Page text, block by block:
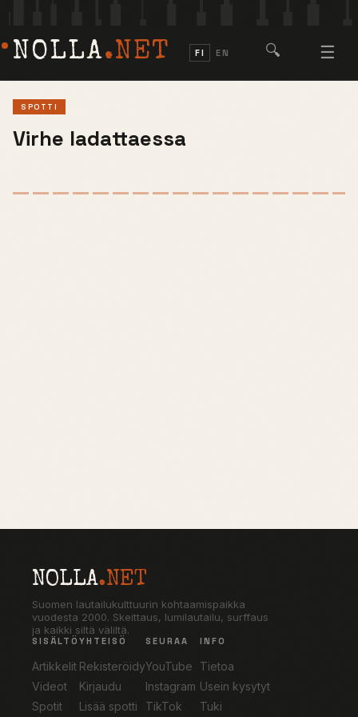
NOLLA.NET FI EN 🔍 ☰
SPOTTI
Virhe ladattaessa
NOLLA.NET
Suomen lautailukulttuurin kohtaamispaikka
vuodesta 2000. Skeittaus, lumilautailu, surffaus
ja kaikki siltä väliltä.
SISÄLTÖ
Artikkelit
Videot
Spotit
YHTEISÖ
Rekisteröidy
Kirjaudu
Lisää spotti
SEURAA
YouTube
Instagram
TikTok
INFO
Tietoa
Usein kysytyt
Tuki